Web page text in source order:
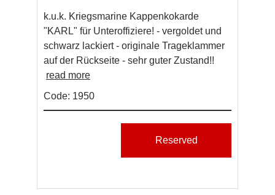
k.u.k. Kriegsmarine Kappenkokarde
"KARL" für Unteroffiziere! - vergoldet und
schwarz lackiert - originale Trageklammer
auf der Rückseite - sehr guter Zustand!!
read more
Code: 1950
Reserved